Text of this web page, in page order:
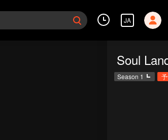
JA
Soul
Season 1